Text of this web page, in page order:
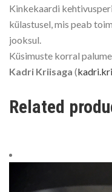
Kinkekaardi
külastusel, mis peab
jooksul.
Küsimuste korral
Kadri Kriisaga (
Related